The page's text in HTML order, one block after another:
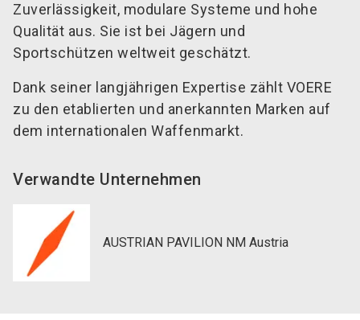
Zuverlässigkeit, modulare Systeme und hohe
Qualität aus. Sie ist bei Jägern und
Sportschützen weltweit geschätzt.
Dank seiner langjährigen Expertise zählt VOERE
zu den etablierten und anerkannten Marken auf
dem internationalen Waffenmarkt.
Verwandte Unternehmen
AUSTRIAN PAVILION NM Austria